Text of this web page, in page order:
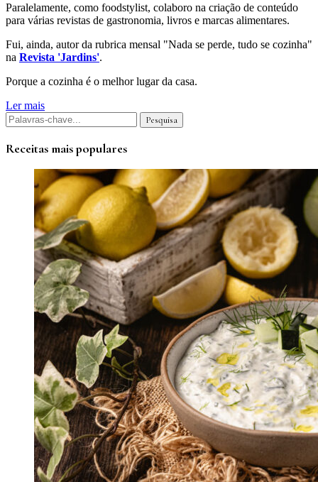
Paralelamente, como foodstylist, colaboro na criação de conteúdo
para várias revistas de gastronomia, livros e marcas alimentares.
Fui, ainda, autor da rubrica mensal "Nada se perde, tudo se cozinha"
na Revista 'Jardins'.
Porque a cozinha é o melhor lugar da casa.
Ler mais
Receitas mais populares